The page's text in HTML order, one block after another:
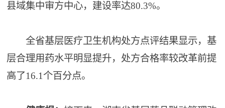
县域集中审方中心，建设率达80.3%。
全省基层医疗卫生机构处方点评结果显示，基
层合理用药水平明显提升，处方合格率较改革前提
高了16.1个百分点。